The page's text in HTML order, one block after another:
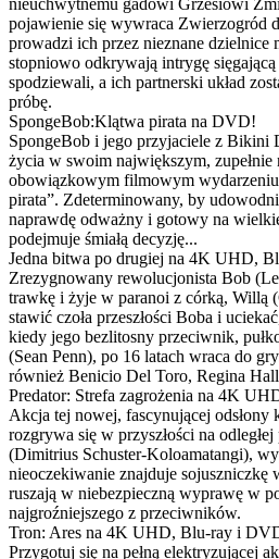
nieuchwytnemu gadowi Grzesiowi
pojawienie się wywraca Zwierzogród
prowadzi ich przez nieznane dzielnice
stopniowo odkrywają intrygę
spodziewali, a ich partnerski układ
próbę.
SpongeBob:Klątwa pirata na DVD!
SpongeBob i jego przyjaciele z Bikini
życia w swoim największym,
obowiązkowym filmowym
pirata”. Zdeterminowany, by
naprawdę odważny i gotowy na
podejmuje śmiałą decyzję...
Jedna bitwa po drugiej na 4K UHD,
Zrezygnowany rewolucjonista Bob
trawkę i żyje w paranoi z córką, Willą
stawić czoła przeszłości Boba i
kiedy jego bezlitosny przeciwnik,
(Sean Penn), po 16 latach wraca do
również Benicio Del Toro, Regina
Predator: Strefa zagrożenia na 4K
Akcja tej nowej, fascynującej odsłony
rozgrywa się w przyszłości na
(Dimitrius Schuster-Koloamatangi),
nieoczekiwanie znajduje
ruszają w niebezpieczną wyprawę w
najgroźniejszego z przeciwników.
Tron: Ares na 4K UHD, Blu-ray i
Przygotuj się na pełną elektryzującej